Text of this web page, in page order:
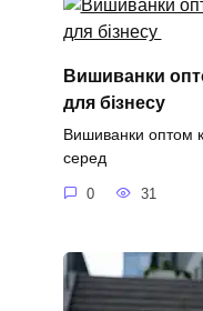
Вишиванки
для бізнесу
Вишиванки оптом
серед
0 31